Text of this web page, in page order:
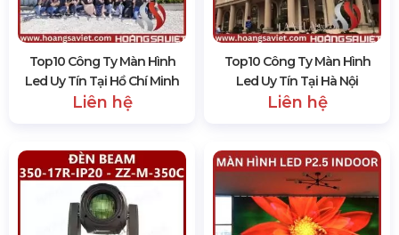
Top10 Công Ty Màn Hình
Led Uy Tín Tại Hồ Chí Minh
Liên hệ
Top10 Công Ty Màn Hình
Led Uy Tín Tại Hà Nội
Liên hệ